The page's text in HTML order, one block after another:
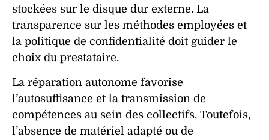
stockées sur le disque dur externe. La
transparence sur les méthodes employées et
la politique de confidentialité doit guider le
choix du prestataire.
La réparation autonome favorise
l’autosuffisance et la transmission de
compétences au sein des collectifs. Toutefois,
l’absence de matériel adapté ou de